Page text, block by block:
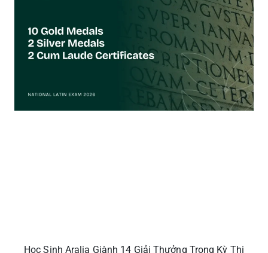
Học Sinh Aralia Giành 14 Giải Thưởng Trong Kỳ Thi